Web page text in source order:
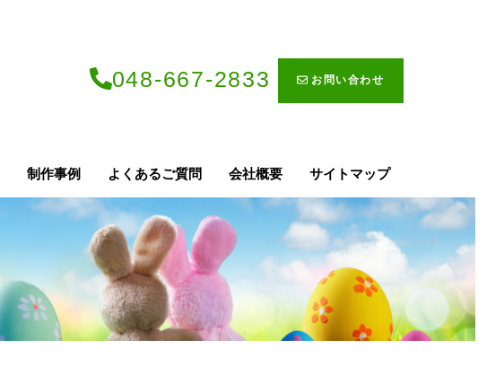
048-667-2833 お問い合わせ
制作事例 よくあるご質問 会社概要 サイトマップ